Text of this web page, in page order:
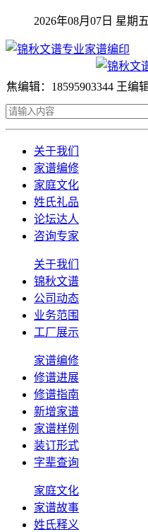
2026年08月07日 星期
焦编辑：18595903344 王编
关于我们
家谱编修
家庭文化
姓氏礼品
论坛达人
咨询专家
关于我们
锦秋文谱
公司动态
业务范围
工厂展示
家谱编修
修谱进展
修谱指南
新增家谱
家谱样例
装订形式
字辈查询
家庭文化
家谱故事
姓氏释义